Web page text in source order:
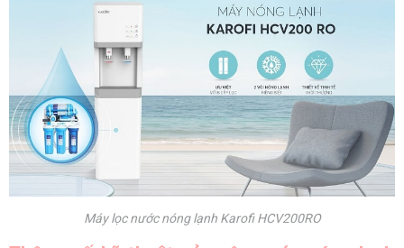
Máy lọc nước nóng lạnh Karofi HCV200RO